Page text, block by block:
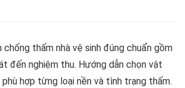
chống thấm nhà vệ sinh đúng chuẩn gồm
đến nghiệm thu. Hướng dẫn chọn vật
phù hợp từng loại nền và tình trạng thấm.